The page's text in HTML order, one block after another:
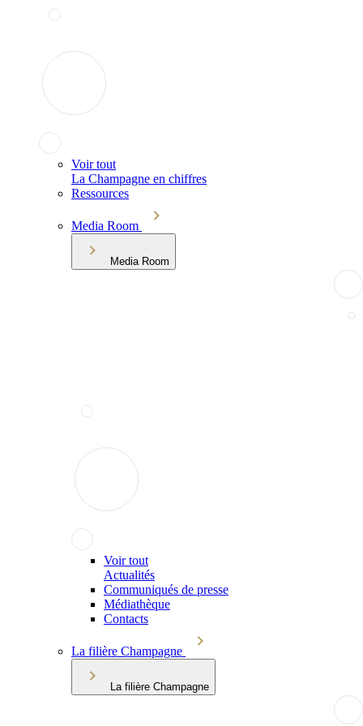
Voir tout
La Champagne en chiffres
Ressources
Media Room
Media Room
Voir tout
Actualités
Communiqués de presse
Médiathèque
Contacts
La filière Champagne
La filière Champagne